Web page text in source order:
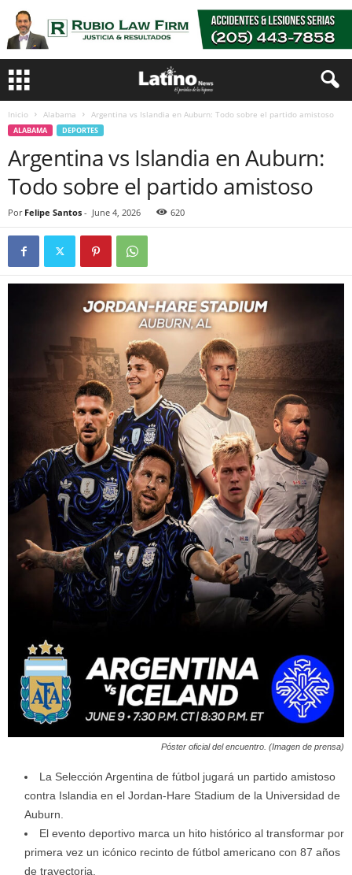
Inicio Alabama Argentina vs Islandia en Auburn: Todo sobre el partido amistoso
ALABAMA DEPORTES
Argentina vs Islandia en Auburn:
Todo sobre el partido amistoso
Por Felipe Santos - June 4, 2026 620
Póster oficial del encuentro. (Imagen de prensa)
La Selección Argentina de fútbol jugará un partido amistoso
contra Islandia en el Jordan-Hare Stadium de la Universidad de
Auburn.
El evento deportivo marca un hito histórico al transformar por
primera vez un icónico recinto de fútbol americano con 87 años
de trayectoria.